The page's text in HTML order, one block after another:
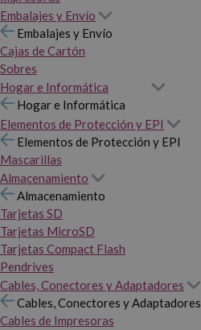
Embalajes y Envío
Embalajes y Envío
Cajas de Cartón
Sobres
Hogar e Informática
Hogar e Informática
Elementos de Protección y EPI
Elementos de Protección y EPI
Mascarillas
Almacenamiento
Almacenamiento
Tarjetas SD
Tarjetas MicroSD
Tarjetas Compact Flash
Pendrives
Cables, Conectores y Adaptadores
Cables, Conectores y Adaptadores
Cables de Impresoras